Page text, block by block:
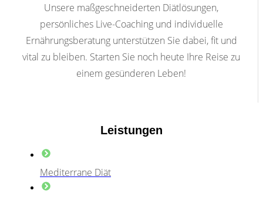
Unsere maßgeschneiderten Diätlösungen,
persönliches Live-Coaching und individuelle
Ernährungsberatung unterstützen Sie dabei, fit und
vital zu bleiben. Starten Sie noch heute Ihre Reise zu
einem gesünderen Leben!
Leistungen
Mediterrane Diät